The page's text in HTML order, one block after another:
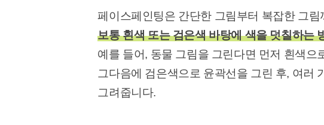
페이스페인팅은 간단한 그림부터 복잡한 그
보통 흰색 또는 검은색 바탕에 색을 덧칠하는
예를 들어, 동물 그림을 그린다면 먼저 흰색으
그다음에 검은색으로 윤곽선을 그린 후, 여러
그려줍니다.